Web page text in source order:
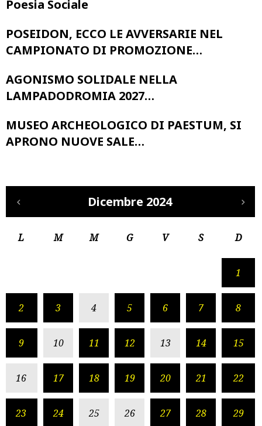
Poesia Sociale
POSEIDON, ECCO LE AVVERSARIE NEL
CAMPIONATO DI PROMOZIONE…
AGONISMO SOLIDALE NELLA
LAMPADODROMIA 2027…
MUSEO ARCHEOLOGICO DI PAESTUM, SI
APRONO NUOVE SALE…
Dicembre 2024
L M M G V S D
1
2 3 4 5 6 7 8
9 10 11 12 13 14 15
16 17 18 19 20 21 22
23 24 25 26 27 28 29